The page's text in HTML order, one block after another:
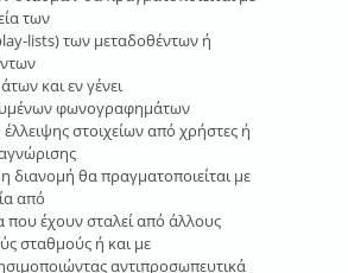
των
lists) των μεταδοθέντων ή
και εν γένει
φωνογραφημάτων
στοιχείων από χρήστες ή
διανομή θα πραγματοποιείται με
από
έχουν σταλεί από άλλους
σταθμούς ή και με
αντιπροσωπευτικά